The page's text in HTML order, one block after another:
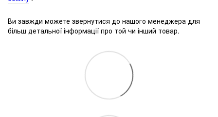
Ви завжди можете звернутися до нашого менеджера для
більш детальної інформації про той чи інший товар.